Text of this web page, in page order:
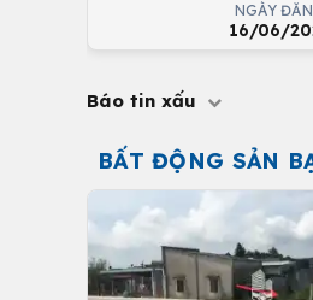
NGÀY
16/06/
Báo tin xấu
BẤT ĐỘNG SẢN